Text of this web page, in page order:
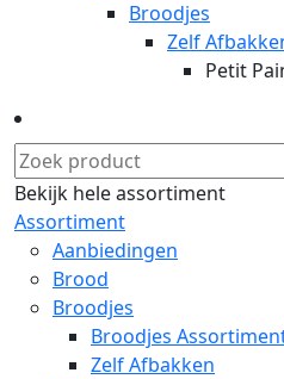
Broodjes
Zelf
Petit
Bekijk hele assortiment
Assortiment
Aanbiedingen
Brood
Broodjes
Broodjes
Zelf Afbakken